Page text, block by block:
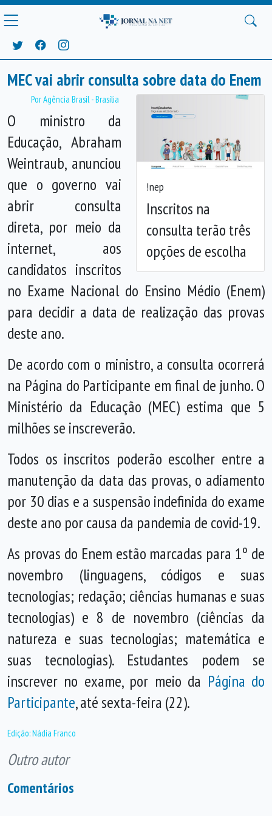
MEC vai abrir consulta sobre data do Enem
Inep
Inscritos na
consulta terão três
opções de escolha
Anterior
Por Agência Brasil - Brasília
O ministro da
Educação, Abraham
Weintraub, anunciou
que o governo vai
abrir consulta
direta, por meio da
internet, aos
candidatos inscritos
no Exame Nacional do Ensino Médio (Enem)
para decidir a data de realização das provas
deste ano.
De acordo com o ministro, a consulta ocorrerá
na Página do Participante em finalde junho. O
Ministério da Educação (MEC) estima que 5
milhões se inscreverão.
Todos os inscritos poderão escolher entre a
manutenção da data das provas, o adiamento
por 30 dias e a suspensão indefinida do exame
deste ano por causa da pandemia de covid-19.
As provas do Enem estão marcadas para 1º de
novembro (linguagens, códigos e suas
tecnologias; redação; ciências humanas e suas
tecnologias) e 8 de novembro (ciências da
natureza e suas tecnologias; matemática e
suas tecnologias). Estudantes podem se
inscrever no exame, por meio da Página do
Participante, até sexta-feira (22).
Edição: Nádia Franco
Outro autor
Comentários